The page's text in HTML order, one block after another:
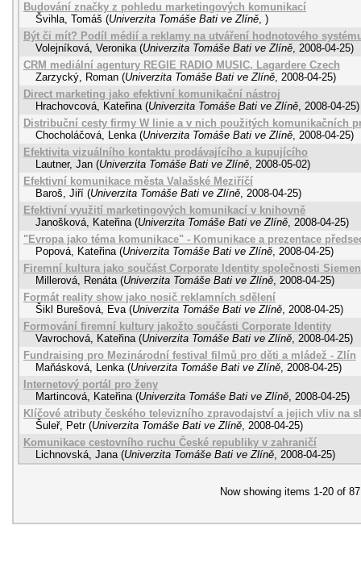
Budování značky z pohledu marketingových komunikací
Švihla, Tomáš (Univerzita Tomáše Bati ve Zlíně, )
Být či mít? Podíl médií a reklamy na utváření hodnotového
Volejníková, Veronika (Univerzita Tomáše Bati ve Zlíně, 2008-04-25)
CRM mediální agentury REGIE RADIO MUSIC, Lagardere Czech
Zarzycký, Roman (Univerzita Tomáše Bati ve Zlíně, 2008-04-25)
Direct marketing jako efektivní komunikační nástroj
Hrachovcová, Kateřina (Univerzita Tomáše Bati ve Zlíně, 2008-04-25)
Distribuční cesty firmy W linie a v nich použitých komunikačních
Chocholáčová, Lenka (Univerzita Tomáše Bati ve Zlíně, 2008-04-25)
Efektivita vizuálního kontaktu prodávajícího a kupujícího
Lautner, Jan (Univerzita Tomáše Bati ve Zlíně, 2008-05-02)
Efektivní komunikace města Valašské Meziříčí
Baroš, Jiří (Univerzita Tomáše Bati ve Zlíně, 2008-04-25)
Efektivní využití marketingových komunikací v knihovně
Janošková, Kateřina (Univerzita Tomáše Bati ve Zlíně, 2008-04-25)
"Evropa jako téma komunikace" - Komunikace a prezentace
Popová, Kateřina (Univerzita Tomáše Bati ve Zlíně, 2008-04-25)
Firemní kultura jako součást Corporate Identity společnosti
Millerová, Renáta (Univerzita Tomáše Bati ve Zlíně, 2008-04-25)
Formát reality show jako nosič reklamních sdělení
Šikl Burešová, Eva (Univerzita Tomáše Bati ve Zlíně, 2008-04-25)
Formování firemní kultury jakožto součásti Corporate Identity
Vavrochová, Kateřina (Univerzita Tomáše Bati ve Zlíně, 2008-04-25)
Fundraising pro Mezinárodní festival filmů pro děti a mládež - Zlín
Maňásková, Lenka (Univerzita Tomáše Bati ve Zlíně, 2008-04-25)
Internetový portál pro ženy
Martincová, Kateřina (Univerzita Tomáše Bati ve Zlíně, 2008-04-25)
Klíčové atributy českého televizního zpravodajství a jejich vliv na
Šuleř, Petr (Univerzita Tomáše Bati ve Zlíně, 2008-04-25)
Komunikace cestovního ruchu České republiky v zahraničí
Lichnovská, Jana (Univerzita Tomáše Bati ve Zlíně, 2008-04-25)
Now showing items 1-20 of 87